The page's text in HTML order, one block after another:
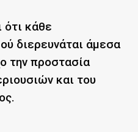
ότι κάθε
διερευνάται άμεσα
την προστασία
και του